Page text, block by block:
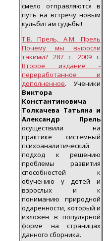
смело отправляются в
путь на встречу новым
кульбитам судьбы!
Т.В. Прель, А.М. Прель
Почему мы выросли
такими? 287 с. 2009 г.
Второе издание -
переработанное и
дополненное. Ученики
Виктора
Константиновича
Толкачева Татьяна и
Александр Прель
осуществили на
практике системный
психоаналитический
подход к решению
проблемы развития
способностей к
обучению у детей и
взрослых и к
пониманию природной
одаренности, который и
изложен в популярной
форме на страницах
данного сборника.